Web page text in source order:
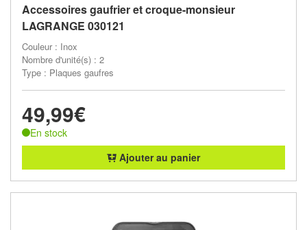
Accessoires gaufrier et croque-monsieur
LAGRANGE 030121
Couleur : Inox
Nombre d'unité(s) : 2
Type : Plaques gaufres
49,99€
En stock
Ajouter au panier